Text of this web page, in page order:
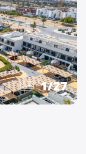
1/27